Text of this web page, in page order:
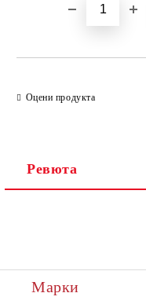
Оцени продукта
Ревюта
Марки